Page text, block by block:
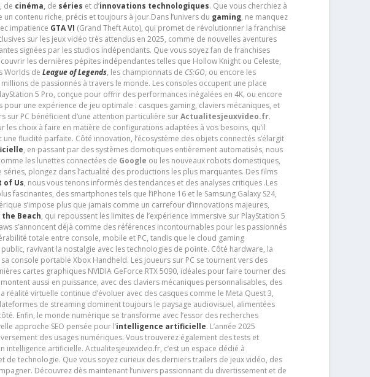
, de cinéma,de séries et d’innovations technologiques. Que vous cherchiez à
contenu riche, précis et toujours à jour.Dans l’univers du gaming, ne manquez
impatience GTA VI (Grand Theft Auto), qui promet de révolutionner la franchise
sur les jeux vidéo très attendus en 2025, comme de nouvelles aventures
signées par les studios indépendants. Que vous soyez fan de franchises
les dernières pépites indépendantes telles que Hollow Knight ou Celeste,
Worlds de League of Legends, les championnats de CS:GO, ou encore les
de passionnés à travers le monde. Les consoles occupent une place
5 Pro, conçue pour offrir des performances inégalées en 4K, ou encore
une expérience de jeu optimale : casques gaming, claviers mécaniques, et
PC bénéficient d’une attention particulière surActualitesjeuxvideo.fr.
les choix à faire en matière de configurations adaptées à vos besoins, qu’il
fluidité parfaite. Côté innovation, l’écosystème des objets connectés s’élargit
, en passant par des systèmes domotiques entièrement automatisés, nous
les lunettes connectées de Google ou les nouveaux robots domestiques,
plongez dans l’actualité des productions les plus marquantes. Des films
of Us, nous vous tenons informés des tendances et des analyses critiques .Les
des smartphones tels que l’iPhone 16 et le Samsung Galaxy S24,
s’impose plus que jamais comme un carrefour d’innovations majeures,
Beach, qui repoussent les limites de l’expérience immersive sur PlayStation 5
s’annoncent déjà comme des références incontournables pour les passionnés
totale entre console, mobile et PC, tandis que le cloud gaming
ravivant la nostalgie avec les technologies de pointe. Côté hardware, la
console portable Xbox Handheld. Les joueurs sur PC se tournent vers des
cartes graphiques NVIDIA GeForce RTX 5090, idéales pour faire tourner des
aussi en puissance, avec des claviers mécaniques personnalisables, des
virtuelle continue d’évoluer avec des casques comme le Meta Quest 3,
de streaming dominent toujours le paysage audiovisuel, alimentées
Enfin, le monde numérique se transforme avec l’essor des recherches
approche SEO pensée pour l’intelligence artificielle. L’année 2025
des usages numériques. Vous trouverez également des tests et
artificielle. Actualitesjeuxvideo.fr, c’est un espace dédié à
de technologie. Que vous soyez curieux des derniers trailers de jeux vidéo, des
Découvrez dès maintenant l’univers passionnant du divertissement et de